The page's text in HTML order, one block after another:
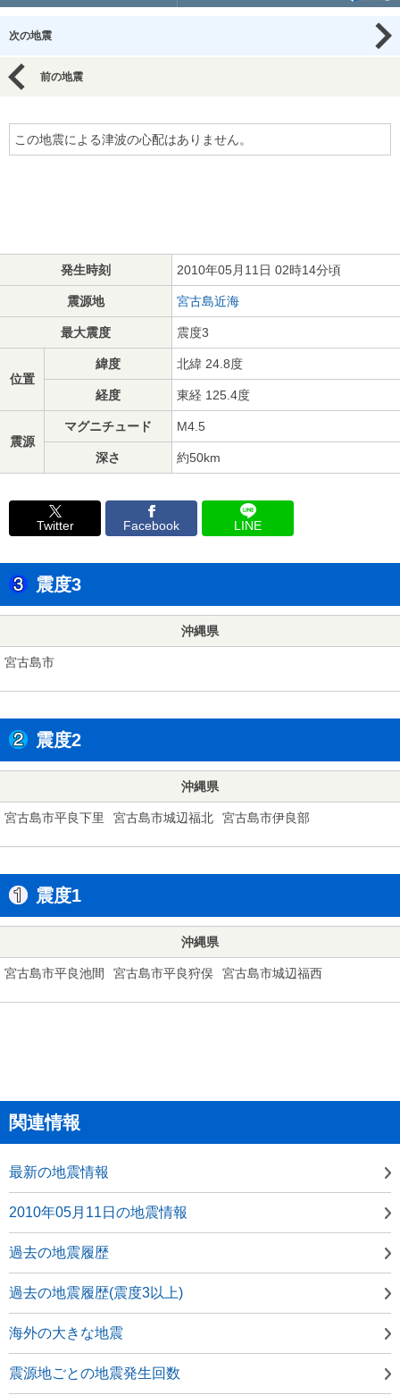
次の地震
前の地震
この地震による津波の心配はありません。
発生時刻 2010年05月11日 02時14分頃
震源地 宮古島近海
最大震度 震度3
位置
緯度 北緯 24.8度
経度 東経 125.4度
震源
マグニチュード M4.5
深さ 約50km
Twitter Facebook LINE
震度3
沖縄県
宮古島市
震度2
沖縄県
宮古島市平良下里 宮古島市城辺福北 宮古島市伊良部
震度1
沖縄県
宮古島市平良池間 宮古島市平良狩俣 宮古島市城辺福西
関連情報
最新の地震情報
2010年05月11日の地震情報
過去の地震履歴
過去の地震履歴(震度3以上)
海外の大きな地震
震源地ごとの地震発生回数